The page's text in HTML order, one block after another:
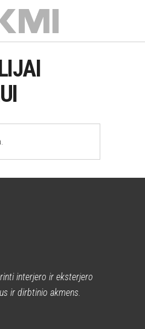
interjero ir eksterjero
ir dirbtinio akmens.